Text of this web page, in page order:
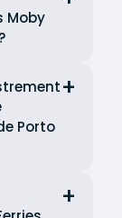
Moby
Porto